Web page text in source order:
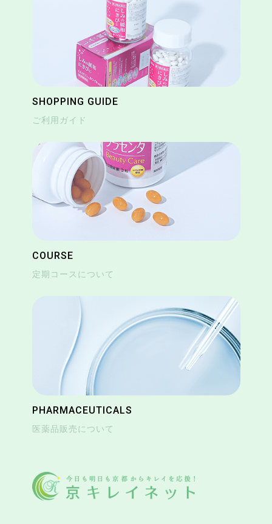
SHOPPING GUIDE
ご利用ガイド
COURSE
定期コースについて
PHARMACEUTICALS
医薬品販売について